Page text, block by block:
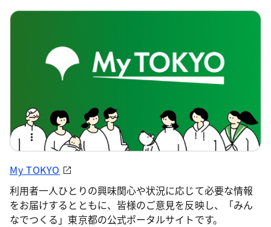
My TOKYO
利用者一人ひとりの興味関心や状況に応じて必要な情報
をお届けするとともに、皆様のご意見を反映し、「みん
なでつくる」東京都の公式ポータルサイトです。